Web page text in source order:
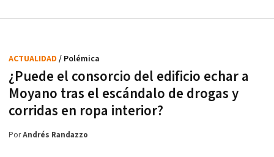
¿Puede el consorcio del edificio echar a
Moyano tras el escándalo de drogas y
corridas en ropa interior?
ACTUALIDAD / Polémica
PorAndrés Randazzo